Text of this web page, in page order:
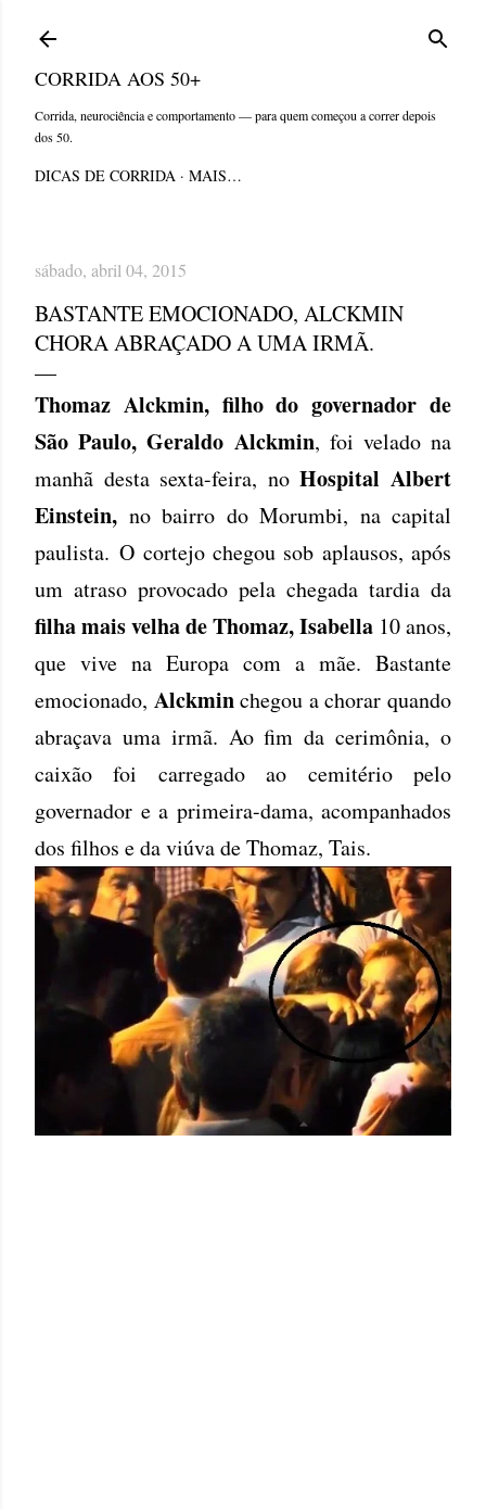
CORRIDA AOS 50+
Corrida, neurociência e comportamento — para quem começou a correr depois
dos 50.
DICAS DE CORRIDA MAIS…
sábado, abril 04, 2015
BASTANTE EMOCIONADO, ALCKMIN
CHORA ABRAÇADO A UMA IRMÃ.
Thomaz Alckmin, filho do governador de
São Paulo, Geraldo Alckmin, foi velado na
manhã desta sexta-feira, noHospital Albert
Einstein, no bairro do Morumbi, na capital
paulista. O cortejo chegou sob aplausos, após
um atraso provocado pela chegada tardia da
filha mais velha de Thomaz, Isabella 10 anos,
que vive na Europa com a mãe. Bastante
emocionado, Alckminchegou a chorar quando
abraçava uma irmã. Ao fim da cerimônia, o
caixão foi carregado ao cemitério pelo
governador e a primeira-dama, acompanhados
dos filhos e da viúva de Thomaz, Tais.